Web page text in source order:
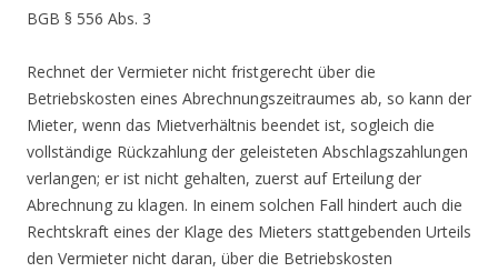
BGB § 556 Abs. 3
Rechnet der Vermieter nicht fristgerecht über die
Betriebskosten eines Abrechnungszeitraumes ab, so kann der
Mieter, wenn das Mietverhältnis beendet ist, sogleich die
vollständige Rückzahlung der geleisteten Abschlagszahlungen
verlangen; er ist nicht gehalten, zuerst auf Erteilung der
Abrechnung zu klagen. In einem solchen Fall hindert auch die
Rechtskraft eines der Klage des Mieters stattgebenden Urteils
den Vermieter nicht daran, über die Betriebskosten